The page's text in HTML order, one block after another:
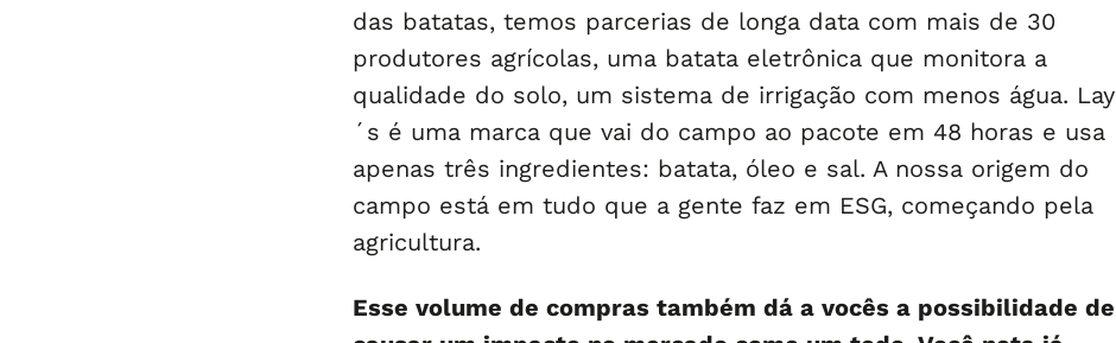
das batatas, temos parcerias de longa data com mais de 30
produtores agrícolas, uma batata eletrônica que monitora a
qualidade do solo, um sistema de irrigação com menos água. Lay
´s é uma marca que vai do campo ao pacote em 48 horas e usa
apenas três ingredientes: batata, óleo e sal. A nossa origem do
campo está em tudo que a gente faz em ESG, começando pela
agricultura.
Esse volume de compras também dá a vocês a possibilidade de